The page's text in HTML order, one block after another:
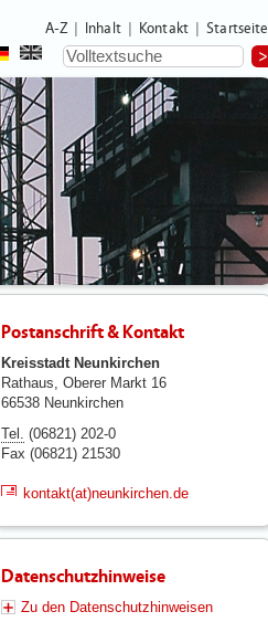
A-Z Inhalt Kontakt Startseite
Postanschrift & Kontakt
Kreisstadt Neunkirchen
Rathaus, Oberer Markt 16
66538 Neunkirchen
Tel. (06821) 202-0
Fax (06821) 21530
kontakt(at)neunkirchen.de
Datenschutzhinweise
Zu den Datenschutzhinweisen